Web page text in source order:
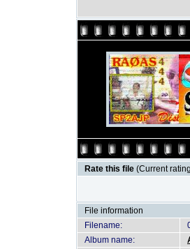
Rate this file (Current
File information
Filename:
Album name: